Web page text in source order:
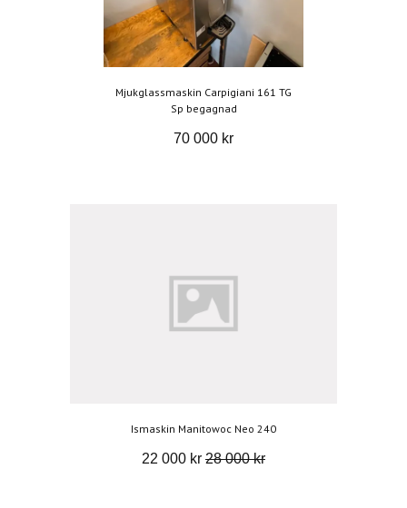
Mjukglassmaskin Carpigiani 161 TG
Sp begagnad
70 000 kr
Ismaskin Manitowoc Neo 240
22 000 kr 28 000 kr